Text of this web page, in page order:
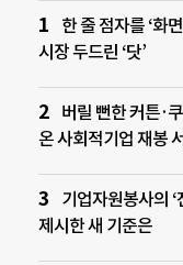
한 줄 점자를 ‘화
시장 두드린 ‘닷’
버릴 뻔한 커튼·
온 사회적기업 재봉
기업자원봉사의
제시한 새 기준은